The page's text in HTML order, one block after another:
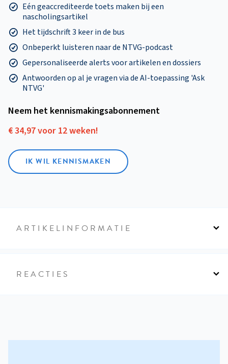
Eén geaccrediteerde toets maken bij een
nascholingsartikel
Het tijdschrift 3 keer in de bus
Onbeperkt luisteren naar de NTVG-podcast
Gepersonaliseerde alerts voor artikelen en dossiers
Antwoorden op al je vragen via de AI-toepassing 'Ask
NTVG'
Neem het kennismakings­abonnement
€ 34,97 voor 12 weken!
IK WIL KENNISMAKEN
ARTIKELINFORMATIE
REACTIES